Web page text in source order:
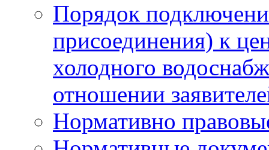
Порядок
присоединения) к
холодного
отношении
Нормативно